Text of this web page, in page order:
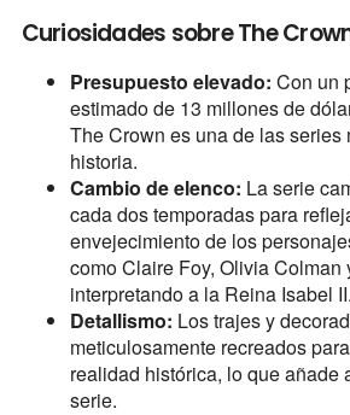
Curiosidades sobre The
Presupuesto elevado: Con un
estimado de 13 millones de
The Crown es una de las series
historia.
Cambio de elenco: La serie
cada dos temporadas para
envejecimiento de los
como Claire Foy, Olivia Colman
interpretando a la Reina Isabel II.
Detallismo: Los trajes y
meticulosamente recreados
realidad histórica, lo que añade
serie.